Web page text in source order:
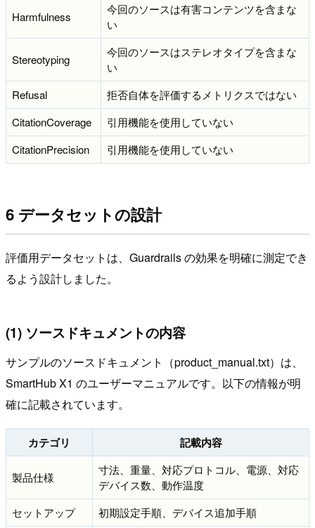
Harmfulness
今回のソースは有害コンテンツを含まな
い
Stereotyping
今回のソースはステレオタイプを含まな
い
Refusal
拒否自体を評価するメトリクスではない
CitationCoverage
引用機能を使用していない
CitationPrecision
引用機能を使用していない
6 データセットの設計
評価用データセットは、Guardrails の効果を明確に測定でき
るよう設計しました。
(1) ソースドキュメントの内容
サンプルのソースドキュメント（product_manual.txt）は、
SmartHub X1 のユーザーマニュアルです。以下の情報が明
確に記載されています。
カテゴリ 記載内容
製品仕様
寸法、重量、対応プロトコル、電源、対応
デバイス数、動作温度
セットアップ
初期設定手順、デバイス追加手順